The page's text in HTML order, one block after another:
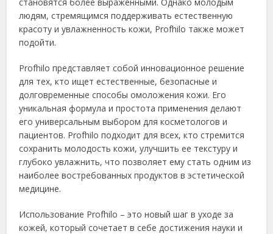
людям, стремящимся поддерживать естественную
красоту и увлажненность кожи, Profhilo также может
подойти.
Profhilo представляет собой инновационное решение
для тех, кто ищет естественные, безопасные и
долговременные способы омоложения кожи. Его
уникальная формула и простота применения делают
его универсальным выбором для косметологов и
пациентов. Profhilo подходит для всех, кто стремится
сохранить молодость кожи, улучшить ее текстуру и
глубоко увлажнить, что позволяет ему стать одним из
наиболее востребованных продуктов в эстетической
медицине.
Использование Profhilo – это новый шаг в уходе за
кожей, который сочетает в себе достижения науки и